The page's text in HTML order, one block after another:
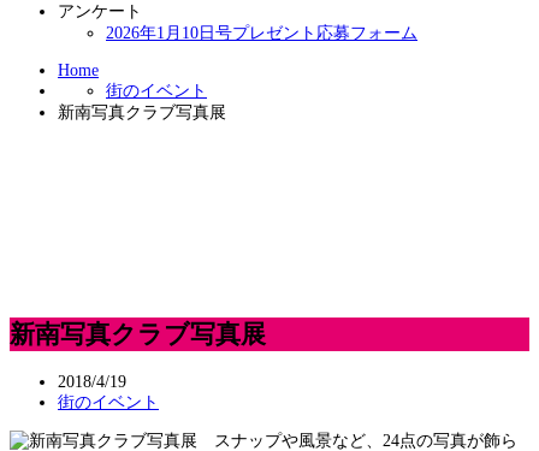
アンケート
2026年1月10日号プレゼント応募フォーム
Home
街のイベント
新南写真クラブ写真展
新南写真クラブ写真展
2018/4/19
街のイベント
スナップや風景など、24点の写真が飾ら